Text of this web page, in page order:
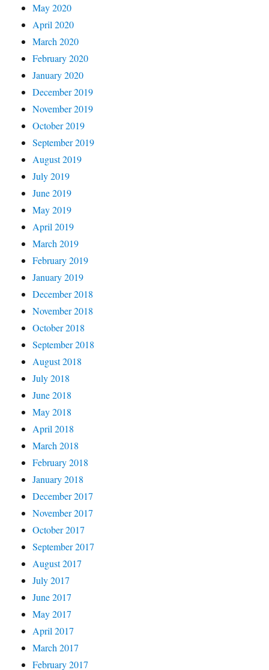
May 2020
April 2020
March 2020
February 2020
January 2020
December 2019
November 2019
October 2019
September 2019
August 2019
July 2019
June 2019
May 2019
April 2019
March 2019
February 2019
January 2019
December 2018
November 2018
October 2018
September 2018
August 2018
July 2018
June 2018
May 2018
April 2018
March 2018
February 2018
January 2018
December 2017
November 2017
October 2017
September 2017
August 2017
July 2017
June 2017
May 2017
April 2017
March 2017
February 2017